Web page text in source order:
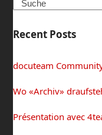
Recent Posts
docuteam
Wo «Archiv»
Présentation avec